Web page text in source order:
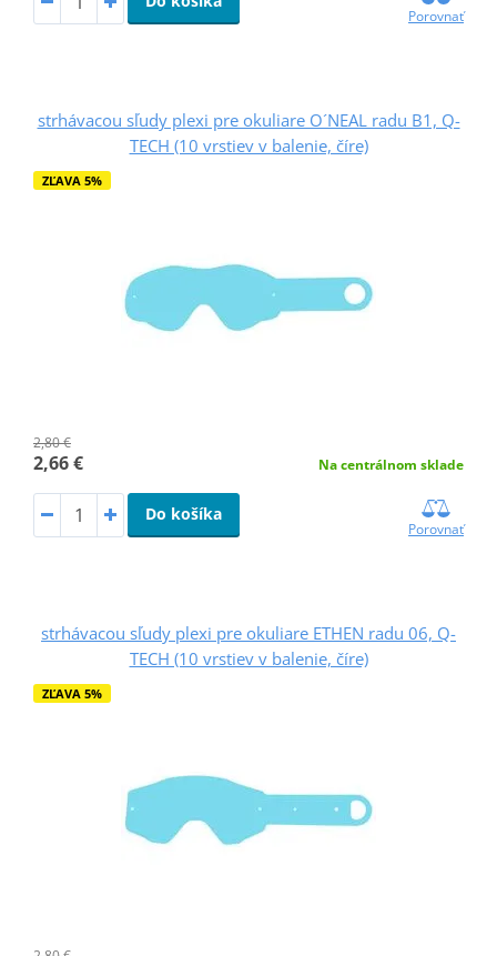
Porovnať
strhávacou sľudy plexi pre okuliare O´NEAL radu B1, Q-
TECH (10 vrstiev v balenie, číre)
ZĽAVA 5%
2,80 €
2,66 € Na centrálnom sklade
Do košíka
Porovnať
strhávacou sľudy plexi pre okuliare ETHEN radu 06, Q-
TECH (10 vrstiev v balenie, číre)
ZĽAVA 5%